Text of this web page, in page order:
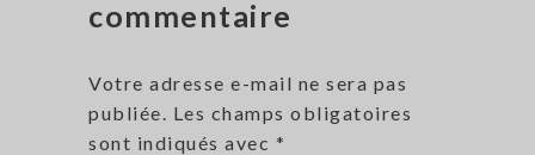
commentaire
Votre adresse e-mail ne sera pas
publiée.
Les champs obligatoires
sont indiqués avec *